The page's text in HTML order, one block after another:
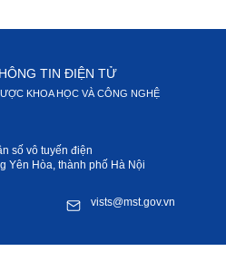
TIN ĐIỆN TỬ
KHOA HỌC VÀ CÔNG NGHỆ
số vô tuyến điện
Yên Hòa, thành phố Hà Nội
vists@mst.gov.vn